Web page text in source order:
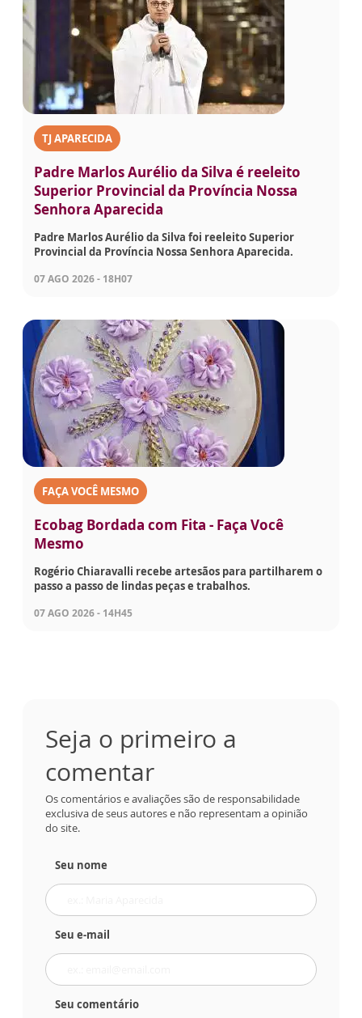
TJ APARECIDA
Padre Marlos Aurélio da Silva é reeleito
Superior Provincial da Província Nossa
Senhora Aparecida
Padre Marlos Aurélio da Silva foi reeleito Superior
Provincial da Província Nossa Senhora Aparecida.
07 AGO 2026 - 18H07
FAÇA VOCÊ MESMO
Ecobag Bordada com Fita - Faça Você
Mesmo
Rogério Chiaravalli recebe artesãos para partilharem o
passo a passo de lindas peças e trabalhos.
07 AGO 2026 - 14H45
Seja o primeiro a
comentar
Os comentários e avaliações são de responsabilidade
exclusiva de seus autores e não representam a opinião
do site.
Seu nome
Seu e-mail
Seu comentário